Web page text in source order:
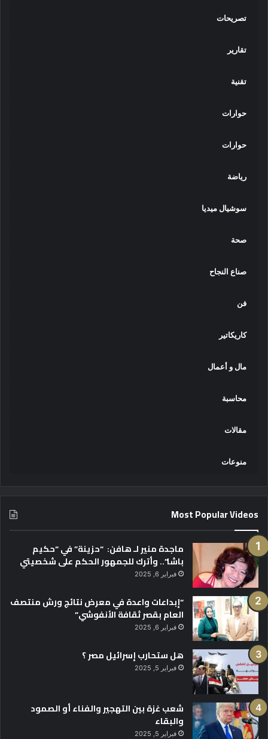
تصريحات
تقارير
تقنية
حوارات
حوارات
رياضة
سوشيال ميديا
صحة
صناع النجاح
فن
كاريكاتير
مال و أعمال
محاسبة
مقالات
منوعات
Most Popular Videos
ماجدة منير لـ هافن: “حزينة” في “حكيم
باشا”.. وأترك للجمهور الحكم على شخصيتي
فبراير 6, 2025
“إبداعات واعدة في معرض نتائج ورش منتصف
العام بقصر ثقافة الأنفوشي”
فبراير 6, 2025
هل ستحارب إسرائيل مصر ؟
فبراير 5, 2025
شعب غزة بين التهجير والفناء أو الصمود
والبقاء
فبراير 5, 2025